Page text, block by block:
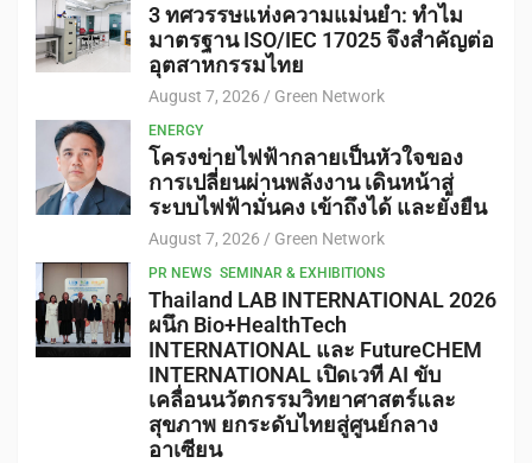
3 ทศวรรษแห่งความแม่นยำ: ทำไม
มาตรฐาน ISO/IEC 17025 จึงสำคัญต่อ
อุตสาหกรรมไทย
August 7, 2026 Green Network
ENERGY
โครงข่ายไฟฟ้ากลายเป็นหัวใจของ
การเปลี่ยนผ่านพลังงาน เดินหน้าสู่
ระบบไฟฟ้ามั่นคง เข้าถึงได้ และยั่งยืน
August 7, 2026 Green Network
PR NEWS SEMINAR & EXHIBITIONS
Thailand LAB INTERNATIONAL 2026
ผนึก Bio+HealthTech
INTERNATIONAL และ FutureCHEM
INTERNATIONAL เปิดเวที AI ขับ
เคลื่อนนวัตกรรมวิทยาศาสตร์และ
สุขภาพ ยกระดับไทยสู่ศูนย์กลาง
อาเซียน